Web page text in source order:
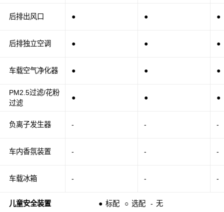
后排出风口
后排独立空调
车载空气净化器
PM2.5过滤/花粉
过滤
负离子发生器
车内香氛装置
车载冰箱
儿童安全装置 ● 标配 ○ 选配 - 无
● ● ●
● ● ●
● ● ●
● ● ●
- - -
- - -
- - -